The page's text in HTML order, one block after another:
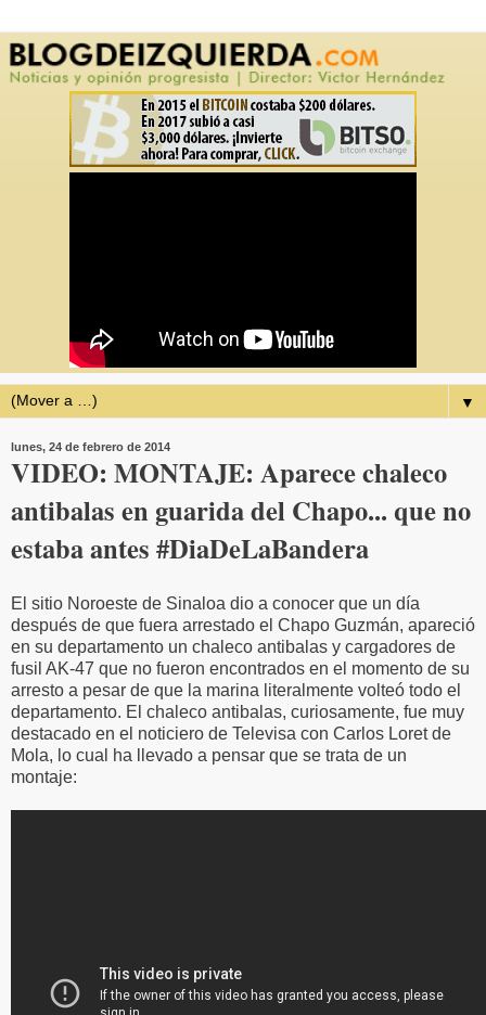
▼
lunes, 24 de febrero de 2014
VIDEO: MONTAJE: Aparece chaleco
antibalas en guarida del Chapo... que no
estaba antes #DiaDeLaBandera
El sitio Noroeste de Sinaloa dio a conocer que un día
después de que fuera arrestado el Chapo Guzmán, apareció
en su departamento un chaleco antibalas y cargadores de
fusil AK-47 que no fueron encontrados en el momento de su
arresto a pesar de que la marina literalmente volteó todo el
departamento. El chaleco antibalas, curiosamente, fue muy
destacado en el noticiero de Televisa con Carlos Loret de
Mola, lo cual ha llevado a pensar que se trata de un
montaje: